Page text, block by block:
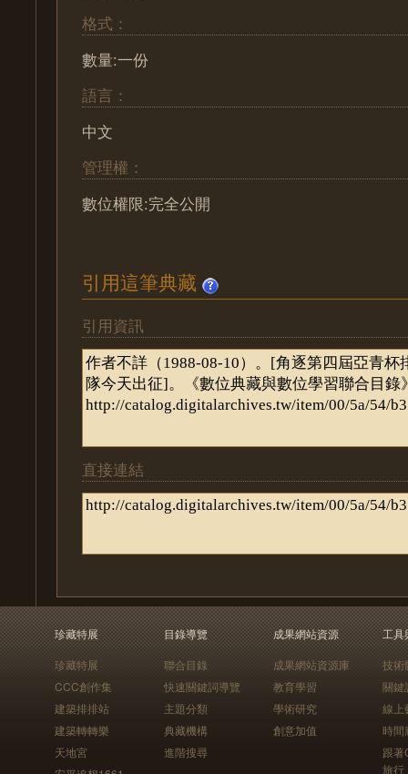
格式：
數量:一份
語言：
中文
管理權：
數位權限:完全公開
引用這筆典藏
引用資訊
直接連結
珍藏特展
珍藏特展
CCC創作集
建築排排站
建築轉轉樂
天地宮
目錄導覽
聯合目錄
快速關鍵詞導覽
主題分類
典藏機構
進階搜尋
成果網站資源
成果網站資源庫
教育學習
學術研究
創意加值
工具
技術
關鍵
線上
時間
跟
旅行